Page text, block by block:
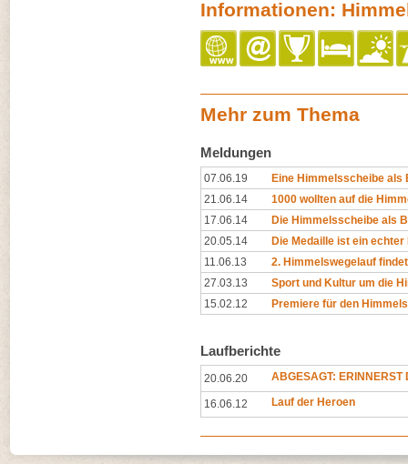
Informationen:
Mehr zum Thema
Meldungen
07.06.19
Eine Himmelsscheibe als
21.06.14
1000 wollten auf die
17.06.14
Die Himmelsscheibe als
20.05.14
Die Medaille ist ein echter
11.06.13
2. Himmelswegelauf
27.03.13
Sport und Kultur um die
15.02.12
Premiere für den
Laufberichte
20.06.20 ABGESAGT: ERINNERST
16.06.12 Lauf der Heroen